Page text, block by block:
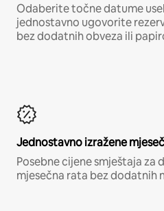
Odaberite točne datume
jednostavno ugovorite
bez dodatnih obveza ili
Jednostavno izražene
Posebne cijene smještaja za
mjesečna rata bez dodatnih